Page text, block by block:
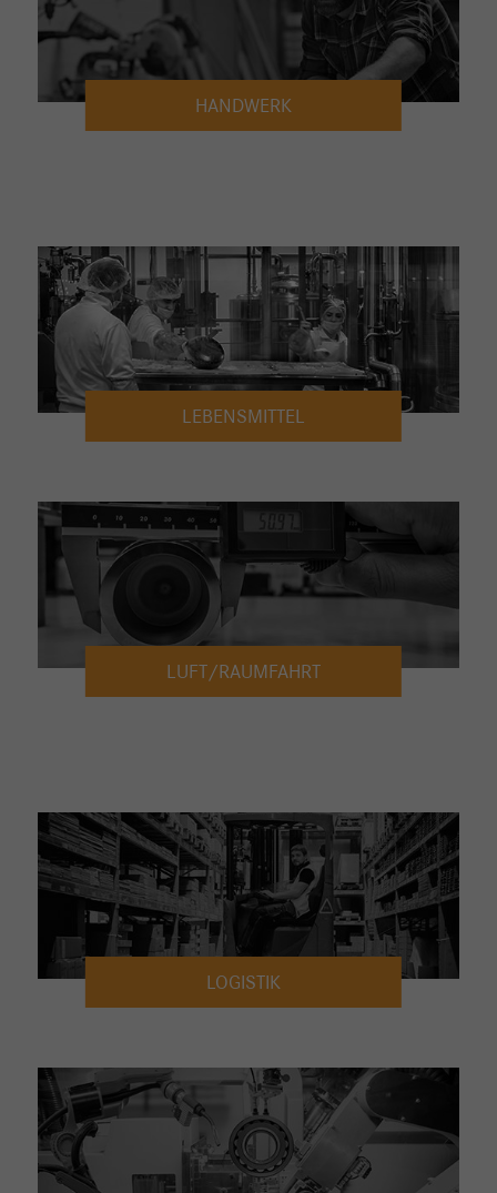
HANDWERK
LEBENSMITTEL
LUFT/RAUMFAHRT
LOGISTIK